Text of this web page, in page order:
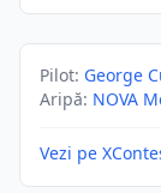
Pilot: George
Aripă: NOVA
Vezi pe